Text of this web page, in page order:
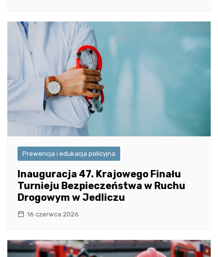
Prewencja i edukacja policyjna
Inauguracja 47. Krajowego Finału
Turnieju Bezpieczeństwa w Ruchu
Drogowym w Jedliczu
16 czerwca 2026